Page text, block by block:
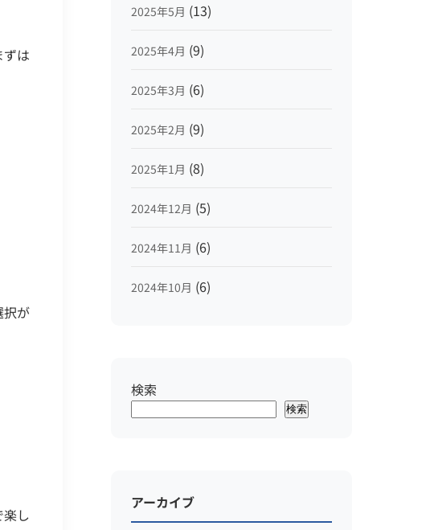
は
択が
し
2025年5月 (13)
2025年4月 (9)
2025年3月 (6)
2025年2月 (9)
2025年1月 (8)
2024年12月 (5)
2024年11月 (6)
2024年10月 (6)
検索
検索
アーカイブ